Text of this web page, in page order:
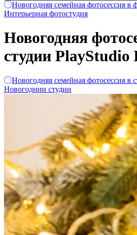
Новогодняя семейная фотосессия в
Интерьерная фотостудия
Новогодняя
студии PlayStudio
Новогодняя семейная фотосессия в
Новогоднии студии